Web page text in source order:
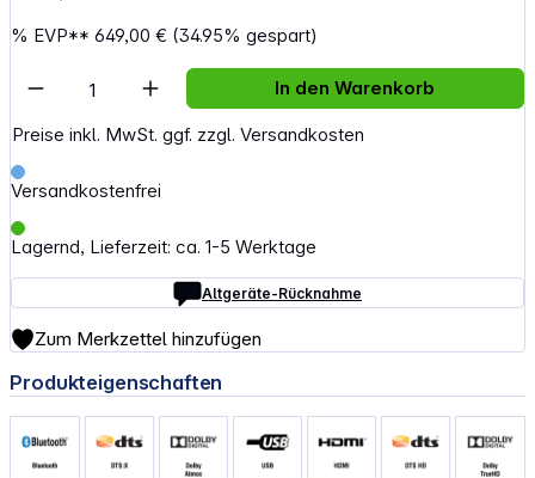
% EVP**649,00 € (34.95% gespart)
Preise inkl. MwSt. ggf. zzgl. Versandkosten
Versandkostenfrei
Lagernd, Lieferzeit: ca. 1-5 Werktage
Altgeräte-Rücknahme
Artikel Anzahl: Gib den gewünschten
In den Warenkorb
Zum Merkzettel hinzufügen
Produkteigenschaften